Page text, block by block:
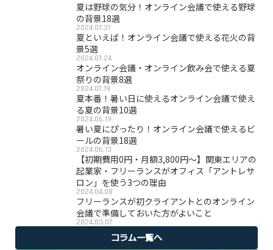
夏は野球の気分！オンライン会議で使える野球
の背景18選
2024.07.31
夏といえば！オンライン会議で使える花火の背
景5選
2024.07.24
オンライン会議・オンライン飲み会で使える夏
祭りの背景8選
2024.07.19
夏本番！暑い日に使えるオンライン会議で使え
る夏の背景10選
2024.06.19
暑い夏にぴったり！オンライン会議で使えるビ
ールの背景18選
2024.06.13
【初期費用0円・月額3,800円〜】関東エリアの
起業家・フリーランスがオフィス「アントレサ
ロン」を使う3つの理由
2024.04.08
フリーランスが初クライアントとのオンライン
会議で準備しておいた方がよいこと
2024.03.07
コラム一覧へ